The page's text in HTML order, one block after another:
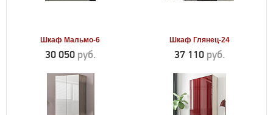
Шкаф Мальмо-6
30 050 руб.
Шкаф Глянец-24
37 110 руб.